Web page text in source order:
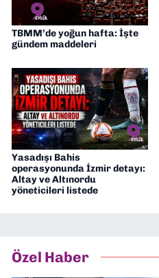
TBMM’de yoğun hafta: İşte
gündem maddeleri
Yasadışı Bahis
operasyonunda İzmir detayı:
Altay ve Altınordu
yöneticileri listede
Özel Haber